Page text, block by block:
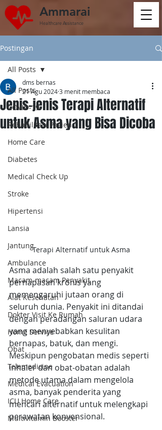
Ammarai
Healthcare Assistance
Postingan
All Posts
COVID-19
Rehabilitasi Pasien
Home Care
Diabetes
Medical Check Up
Stroke
Hipertensi
Lansia
Jantung
Ambulance
Macam-macam Penyakit
Alat Kesehatan
Dokter Visit Ke Rumah
Home Service
Obat
Telemedicine
Medical Evacuation
ICU Home Care
Multivitamin Booster
All Posts
Jenis-jenis Terapi Alternatif
untuk Asma yang Bisa Dicoba
dms bernas
21 Agu 20243 menit membaca
Terapi Alternatif untuk Asma
Asma adalah salah satu penyakit
pernapasan kronis yang
memengaruhi jutaan orang di
seluruh dunia. Penyakit ini ditandai
dengan peradangan saluran udara
yang menyebabkan kesulitan
bernapas, batuk, dan mengi.
Meskipun pengobatan medis seperti
inhaler dan obat-obatan adalah
metode utama dalam mengelola
asma, banyak penderita yang
mencari alternatif untuk melengkapi
perawatan konvensional.